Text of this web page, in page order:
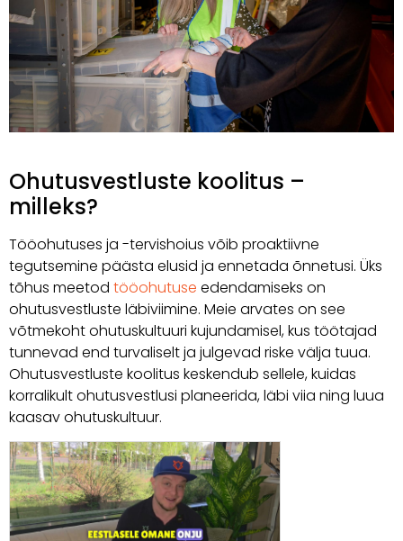
Ohutusvestluste koolitus –
milleks?
Tööohutuses ja -tervishoius võib proaktiivne
tegutsemine päästa elusid ja ennetada õnnetusi. Üks
tõhus meetod tööohutuse edendamiseks on
ohutusvestluste läbiviimine. Meie arvates on see
võtmekoht ohutuskultuuri kujundamisel, kus töötajad
tunnevad end turvaliselt ja julgevad riske välja tuua.
Ohutusvestluste koolitus keskendub sellele, kuidas
korralikult ohutusvestlusi planeerida, läbi viia ning luua
kaasav ohutuskultuur.